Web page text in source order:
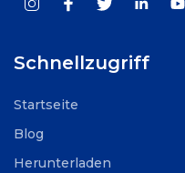
Schnellzugriff
Startseite
Blog
Herunterladen